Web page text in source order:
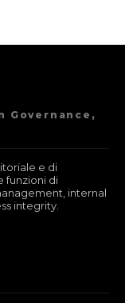
Governance,
e di
funzioni di
internal
integrity.